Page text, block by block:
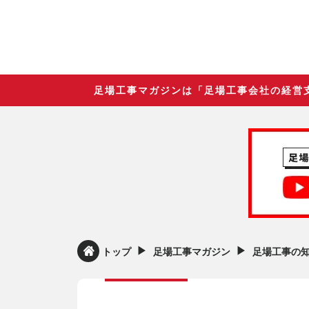
足場工事マガジンは「足場工事会社の経
トップ ▶︎ 足場工事マガジン ▶︎ 足場工事の